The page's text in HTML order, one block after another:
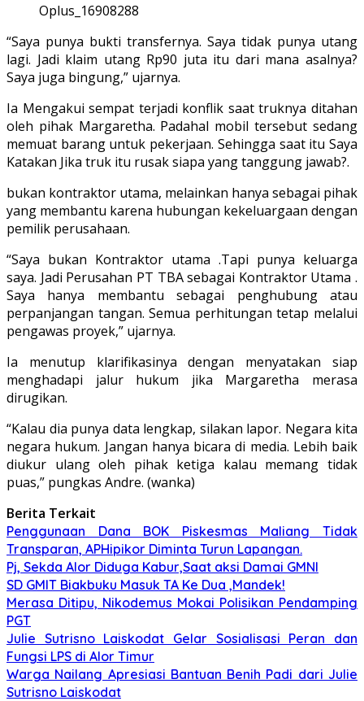
Oplus_16908288
“Saya punya bukti transfernya. Saya tidak punya utang
lagi. Jadi klaim utang Rp90 juta itu dari mana asalnya?
Saya juga bingung,” ujarnya.
Ia Mengakui sempat terjadi konflik saat truknya ditahan
oleh pihak Margaretha. Padahal mobil tersebut sedang
memuat barang untuk pekerjaan. Sehingga saat itu Saya
Katakan Jika truk itu rusak siapa yang tanggung jawab?.
bukan kontraktor utama, melainkan hanya sebagai pihak
yang membantu karena hubungan kekeluargaan dengan
pemilik perusahaan.
“Saya bukan Kontraktor utama .Tapi punya keluarga
saya. Jadi Perusahan PT TBA sebagai Kontraktor Utama .
Saya hanya membantu sebagai penghubung atau
perpanjangan tangan. Semua perhitungan tetap melalui
pengawas proyek,” ujarnya.
Ia menutup klarifikasinya dengan menyatakan siap
menghadapi jalur hukum jika Margaretha merasa
dirugikan.
“Kalau dia punya data lengkap, silakan lapor. Negara kita
negara hukum. Jangan hanya bicara di media. Lebih baik
diukur ulang oleh pihak ketiga kalau memang tidak
puas,” pungkas Andre. (wanka)
Berita Terkait
Penggunaan Dana BOK Piskesmas Maliang Tidak
Transparan, APHipikor Diminta Turun Lapangan.
Pj, Sekda Alor Diduga Kabur,Saat aksi Damai GMNI
SD GMIT Biakbuku Masuk TA Ke Dua ,Mandek!
Merasa Ditipu, Nikodemus Mokai Polisikan Pendamping
PGT
Julie Sutrisno Laiskodat Gelar Sosialisasi Peran dan
Fungsi LPS di Alor Timur
Warga Nailang Apresiasi Bantuan Benih Padi dari Julie
Sutrisno Laiskodat